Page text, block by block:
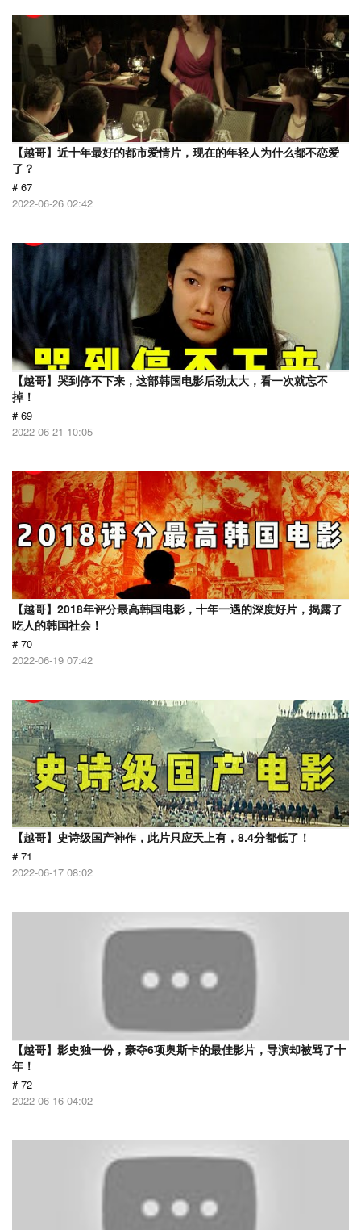
【越哥】近十年最好的都市爱情片，现在的年轻人为什么都不恋爱
了？
# 67
2022-06-26 02:42
【越哥】哭到停不下来，这部韩国电影后劲太大，看一次就忘不
掉！
# 69
2022-06-21 10:05
【越哥】2018年评分最高韩国电影，十年一遇的深度好片，揭露了
吃人的韩国社会！
# 70
2022-06-19 07:42
【越哥】史诗级国产神作，此片只应天上有，8.4分都低了！
# 71
2022-06-17 08:02
【越哥】影史独一份，豪夺6项奥斯卡的最佳影片，导演却被骂了十
年！
# 72
2022-06-16 04:02